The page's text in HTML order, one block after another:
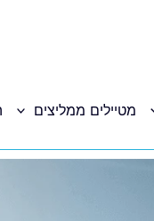
מטיילים ממליצים